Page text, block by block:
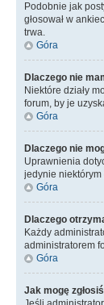
Podobnie jak
głosował w
trwa.
Góra
Dlaczego nie
Niektóre działy
forum, by je
Góra
Dlaczego nie
Uprawnienia
jedynie niektórym
Góra
Dlaczego
Każdy
administratorem
Góra
Jak mogę